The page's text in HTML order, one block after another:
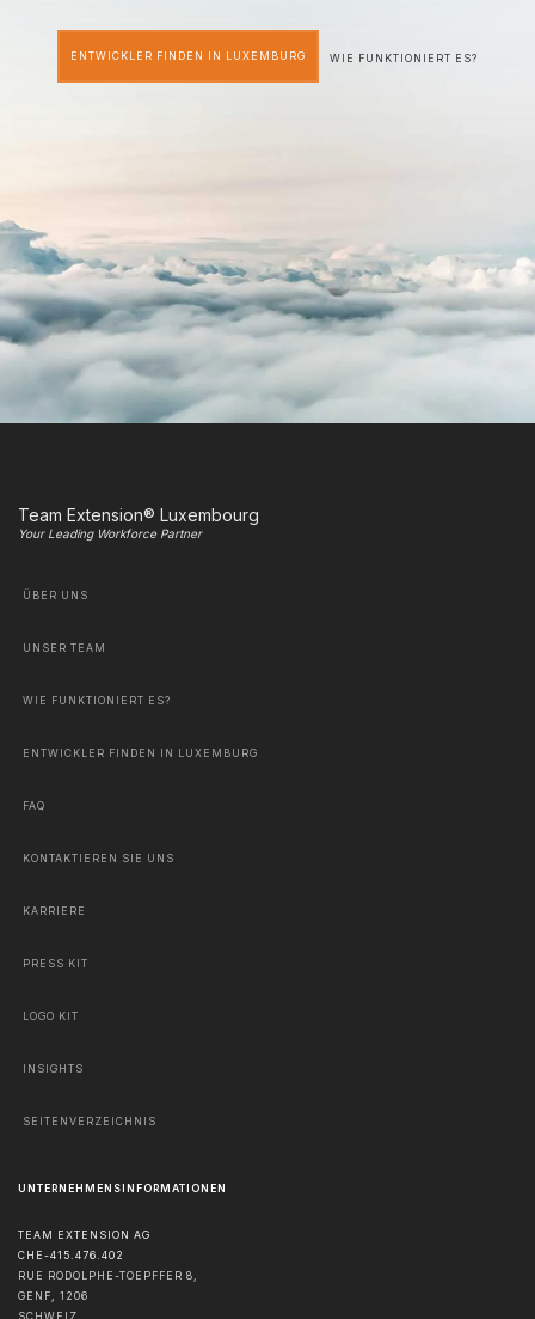
ENTWICKLER FINDEN IN LUXEMBURG WIE FUNKTIONIERT ES?
Team Extension® Luxembourg
Your Leading Workforce Partner
ÜBER UNS
UNSER TEAM
WIE FUNKTIONIERT ES?
ENTWICKLER FINDEN IN LUXEMBURG
FAQ
KONTAKTIEREN SIE UNS
KARRIERE
PRESS KIT
LOGO KIT
INSIGHTS
SEITENVERZEICHNIS
UNTERNEHMENSINFORMATIONEN
TEAM EXTENSION AG
CHE-415.476.402
RUE RODOLPHE-TOEPFFER 8,
GENF, 1206